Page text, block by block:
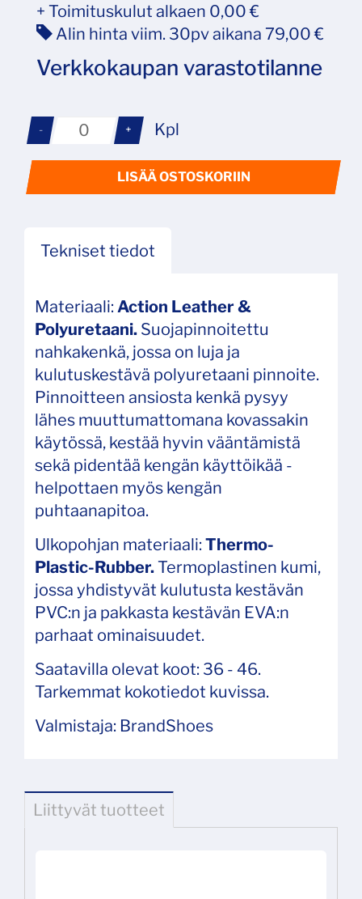
+ Toimituskulut alkaen 0,00 €
Alin hinta viim. 30pv aikana 79,00 €
Verkkokaupan varastotilanne
- + Kpl
LISÄÄ OSTOSKORIIN
Tekniset tiedot
Materiaali: Action Leather &
Polyuretaani. Suojapinnoitettu
nahkakenkä, jossa on luja ja
kulutuskestävä polyuretaani pinnoite.
Pinnoitteen ansiosta kenkä pysyy
lähes muuttumattomana kovassakin
käytössä, kestää hyvin vääntämistä
sekä pidentää kengän käyttöikää -
helpottaen myös kengän
puhtaanapitoa.
Ulkopohjan materiaali: Thermo-
Plastic-Rubber.Termoplastinen kumi,
jossa yhdistyvät kulutusta kestävän
PVC:n ja pakkasta kestävän EVA:n
parhaat ominaisuudet.
Saatavilla olevat koot: 36 - 46.
Tarkemmat kokotiedot kuvissa.
Valmistaja: BrandShoes
Liittyvät tuotteet